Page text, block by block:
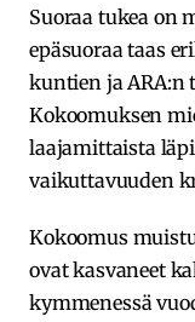
Suoraa tukea on
epäsuoraa taas
kuntien ja ARA:n
Kokoomuksen
laajamittaista
vaikuttavuuden
Kokoomus
ovat kasvaneet
kymmenessä